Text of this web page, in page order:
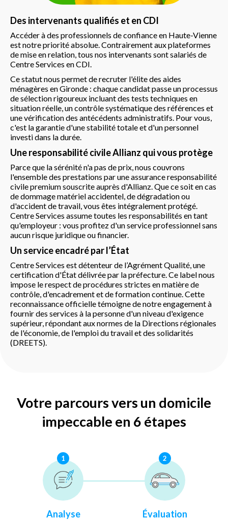
Des intervenants qualifiés et en CDI
Accéder à des professionnels de confiance en Haute-Vienne
est notre priorité absolue. Contrairement aux plateformes
de mise en relation, tous nos intervenants sont salariés de
Centre Services en CDI.
Ce statut nous permet de recruter l'élite des aides
ménagères en Gironde : chaque candidat passe un processus
de sélection rigoureux incluant des tests techniques en
situation réelle, un contrôle systématique des références et
une vérification des antécédents administratifs. Pour vous,
c'est la garantie d'une stabilité totale et d'un personnel
investi dans la durée.
Une responsabilité civile Allianz qui vous protège
Parce que la sérénité n'a pas de prix, nous couvrons
l'ensemble des prestations par une assurance responsabilité
civile premium souscrite auprès d'Allianz. Que ce soit en cas
de dommage matériel accidentel, de dégradation ou
d'accident de travail, vous êtes intégralement protégé.
Centre Services assume toutes les responsabilités en tant
qu'employeur : vous profitez d'un service professionnel sans
aucun risque juridique ou financier.
Un service encadré par l’État
Centre Services est détenteur de l’Agrément Qualité, une
certification d'État délivrée par la préfecture. Ce label nous
impose le respect de procédures strictes en matière de
contrôle, d'encadrement et de formation continue. Cette
reconnaissance officielle témoigne de notre engagement à
fournir des services à la personne d'un niveau d'exigence
supérieur, répondant aux normes de la Directions régionales
de l'économie, de l'emploi du travail et des solidarités
(DREETS).
Votre parcours vers un domicile
impeccable en 6 étapes
1
Analyse
2
Évaluation